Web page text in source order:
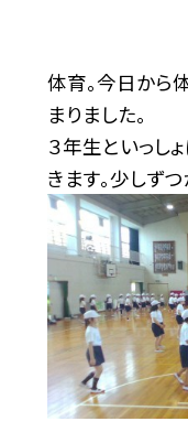
体育。今日から
まりました。
３年生といっし
きます。少しず